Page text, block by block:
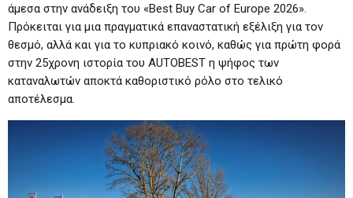
άμεσα στην ανάδειξη του «Best Buy Car of Europe 2026».
Πρόκειται για μια πραγματικά επαναστατική εξέλιξη για τον
θεσμό, αλλά και για το κυπριακό κοινό, καθώς για πρώτη φορά
στην 25χρονη ιστορία του AUTOBEST η ψήφος των
καταναλωτών αποκτά καθοριστικό ρόλο στο τελικό
αποτέλεσμα.